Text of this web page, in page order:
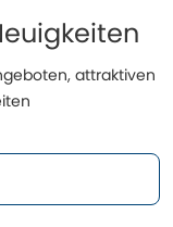
attraktiven